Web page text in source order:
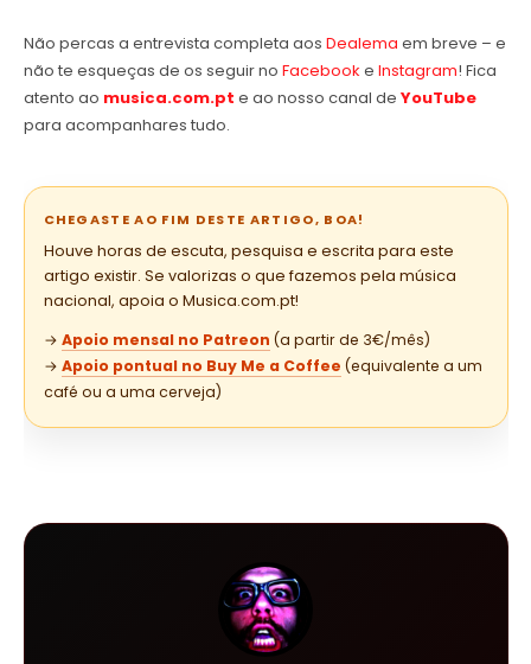
Não percas a entrevista completa aos Dealema em breve – e
não te esqueças de os seguir no Facebook e Instagram! Fica
atento ao musica.com.pt e ao nosso canal de YouTube
para acompanhares tudo.
CHEGASTE AO FIM DESTE ARTIGO, BOA!
Houve horas de escuta, pesquisa e escrita para este
artigo existir. Se valorizas o que fazemos pela música
nacional, apoia o Musica.com.pt!
→ Apoio mensal no Patreon (a partir de 3€/mês)
→ Apoio pontual no Buy Me a Coffee (equivalente a um
café ou a uma cerveja)